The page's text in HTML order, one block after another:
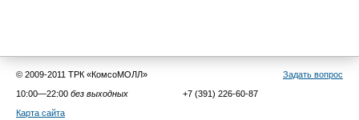
© 2009-2011 ТРК «КомсоМОЛЛ»
Задать вопрос
10:00—22:00 без выходных
+7 (391) 226-60-87
Карта сайта